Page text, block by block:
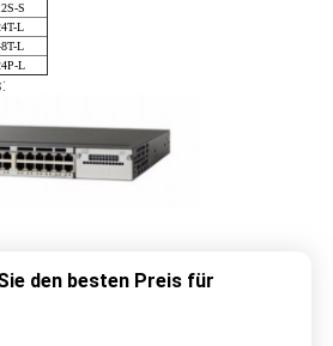
S
L
L
L
den besten Preis für